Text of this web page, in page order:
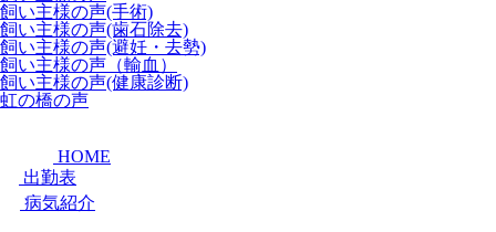
飼い主様の声(手術)
飼い主様の声(歯石除去)
飼い主様の声(避妊・去勢)
飼い主様の声（輸血）
飼い主様の声(健康診断)
虹の橋の声
HOME
出勤表
病気紹介